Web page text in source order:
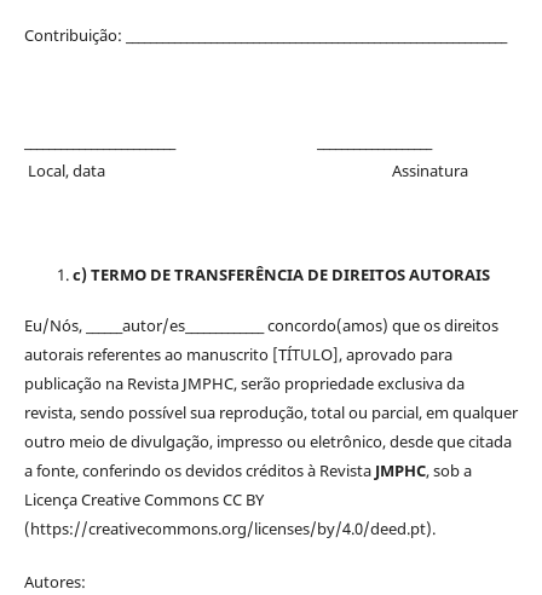
Contribuição: _______________________________________________________________
Local, data Assinatura
c) TERMO DE TRANSFERÊNCIA DE DIREITOS AUTORAIS
Eu/Nós, ______autor/es_____________ concordo(amos) que os direitos
autorais referentes ao manuscrito [TÍTULO], aprovado para
publicação na Revista JMPHC, serão propriedade exclusiva da
revista, sendo possível sua reprodução, total ou parcial, em qualquer
outro meio de divulgação, impresso ou eletrônico, desde que citada
a fonte, conferindo os devidos créditos à Revista JMPHC, sob a
Licença Creative Commons CC BY
(https://creativecommons.org/licenses/by/4.0/deed.pt).
Autores: